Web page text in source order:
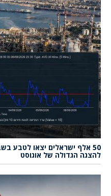
50 אלף ישראלים יצאו לטבע
להצגה הגדולה של אוגוסט